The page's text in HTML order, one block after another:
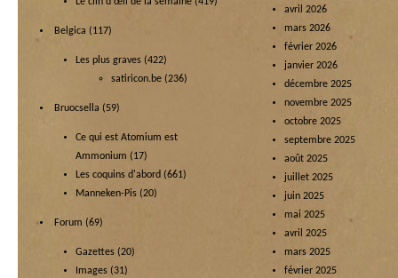
Belgica (117)
Les plus graves (422)
satiricon.be (236)
Bruocsella (59)
Ce qui est Atomium est
Ammonium (17)
Les coquins d'abord (661)
Manneken-Pis (20)
Forum (69)
Gazettes (20)
Images (31)
avril 2026
mars 2026
février 2026
janvier 2026
décembre 2025
novembre 2025
octobre 2025
septembre 2025
août 2025
juillet 2025
juin 2025
mai 2025
avril 2025
mars 2025
février 2025